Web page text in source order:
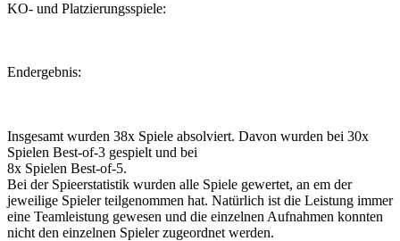
KO- und Platzierungsspiele:
Endergebnis:
Insgesamt wurden 38x Spiele absolviert. Davon wurden bei 30x
Spielen Best-of-3 gespielt und bei
8x Spielen Best-of-5.
Bei der Spieerstatistik wurden alle Spiele gewertet, an em der
jeweilige Spieler teilgenommen hat. Natürlich ist die Leistung immer
eine Teamleistung gewesen und die einzelnen Aufnahmen konnten
nicht den einzelnen Spieler zugeordnet werden.